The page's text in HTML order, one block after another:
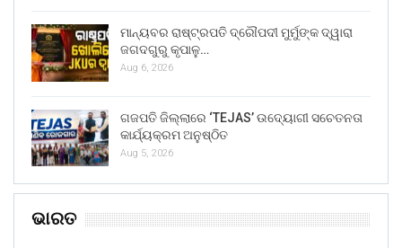
ମାନ୍ୟବର ରାଷ୍ଟ୍ରପତି ଦ୍ରୌପଦୀ ମୁର୍ମୁଙ୍କ ଦ୍ୱାରା
ଜଗଦଗୁରୁ କୃପାଳୁ…
Aug 6, 2026
ଗଜପତି ଜିଲ୍ଲାରେ ‘TEJAS’ ଉଦ୍ୟୋଗୀ ସଚେତନତା
କାର୍ଯ୍ୟକ୍ରମ ଅନୁଷ୍ଠିତ
Aug 5, 2026
ଭାରତ